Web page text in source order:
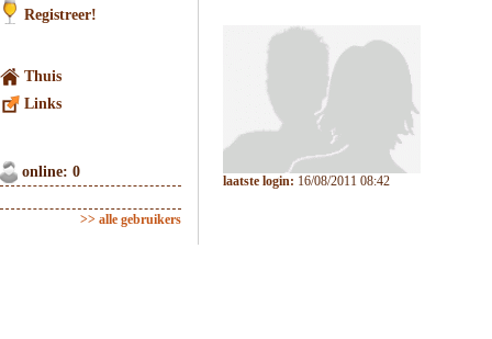
Registreer!
Thuis
Links
online: 0
>> alle gebruikers
laatste login: 16/08/2011 08:42